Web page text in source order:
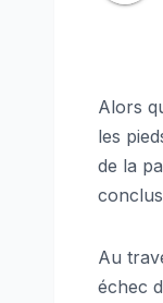
Alors
les
de la
Au
échec